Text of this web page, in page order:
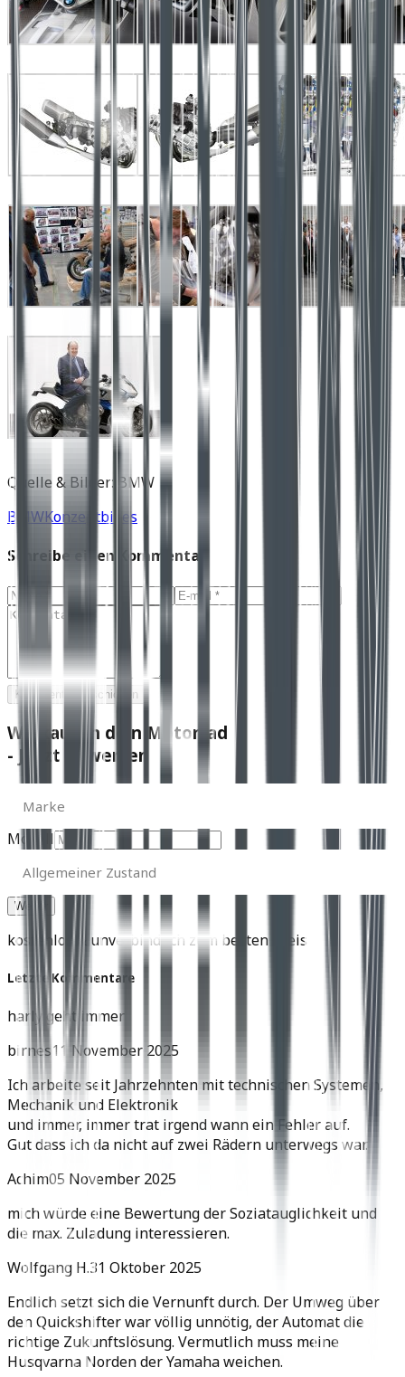
Quelle & Bilder: BMW
BMWKonzeptbikes
Schreibe einen Kommentar
Kommentar abschicken
Wir kaufen dein Motorrad
- Jetzt bewerten
Marke
Modell
Zustand
Allgemeiner Zustand
kostenlos & unverbindlich zum besten Preis
Letzte Kommentare
harly geht immer
birnes11 November 2025
Ich arbeite seit Jahrzehnten mit technischen Systemen,
Mechanik und Elektronik
und immer, immer trat irgend wann ein Fehler auf.
Gut dass ich da nicht auf zwei Rädern unterwegs war.
Achim05 November 2025
mich würde eine Bewertung der Soziatauglichkeit und
die max. Zuladung interessieren.
Wolfgang H.31 Oktober 2025
Endlich setzt sich die Vernunft durch. Der Umweg über
den Quickshifter war völlig unnötig, der Automat die
richtige Zukunftslösung. Vermutlich muss meine
Husqvarna Norden der Yamaha weichen.